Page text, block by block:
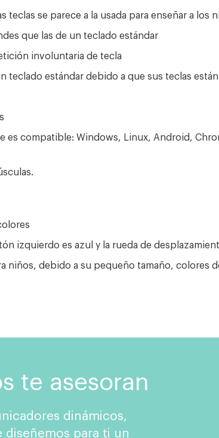
teclas se parece a la usada para enseñar a los
que las de un teclado estándar
involuntaria de tecla
teclado estándar debido a que sus teclas
es compatible: Windows, Linux, Android,
izquierdo es azul y la rueda de
niños, debido a su pequeño tamaño, colores
te asesoran
dinámicos,
diseñemos para ti un